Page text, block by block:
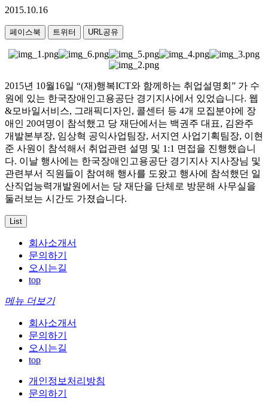
2015.10.16
페이스북 트위터 URL공유
2015년 10월16일 “(재)행복ICT와 함께하는 취업설명회” 가 수
원에 있는 한국장애인고용공단 경기지사에서 있었습니다. 웹
&모바일서비스, 그래픽디자인, 콜센터 등 4개 모집분야에 장
애인 20여명이 참석했고 당 재단에서는 백권주 대표, 김완주
개발본부장, 임상혁 공익사업팀장, 서지연 사업기획팀장, 이현
준 사원이 참석해서 취업관련 설명 및 1:1 면접을 진행했습니
다. 이날 행사에는 한국장애인고용공단 경기지사 지사장님 및
관련부서 직원들이 참여해 행사를 도왔고 행사에 참석했던 일
산직업능력개발원에서는 당 재단을 단체로 방문해 사무실을
둘러보는 시간도 가졌습니다.
List
회사소개서
문의하기
오시는길
top
메뉴 더보기
회사소개서
문의하기
오시는길
top
개인정보처리방침
문의하기